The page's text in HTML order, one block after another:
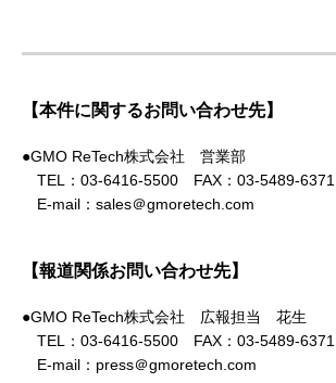
【本件に関するお問い合わせ先】
●GMO ReTech株式会社 営業部
TEL：03-6416-5500 FAX：03-5489-6371
E-mail：sales＠gmoretech.com
【報道関係お問い合わせ先】
●GMO ReTech株式会社 広報担当 花生
TEL：03-6416-5500 FAX：03-5489-6371
E-mail：press＠gmoretech.com